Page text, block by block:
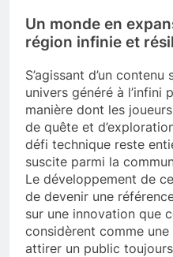
Un monde en
région infinie et
S’agissant d’un contenu
univers généré à l’infini
manière dont les
de quête et
défi technique reste
suscite parmi la
Le développement de
de devenir une
sur une innovation que
considèrent comme
attirer un public